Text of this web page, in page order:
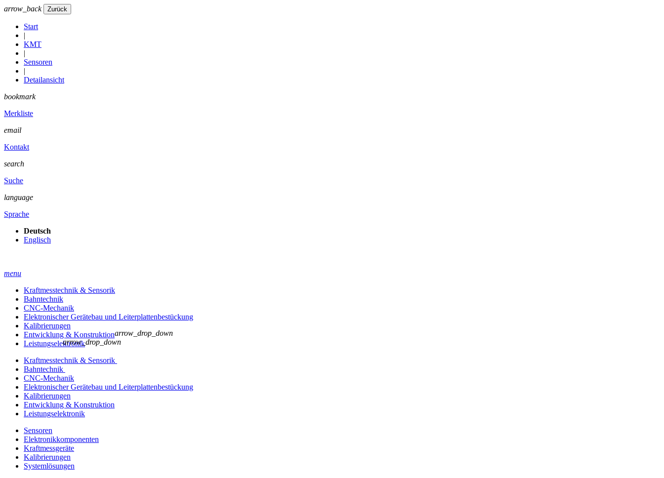
arrow_back
Start
|
KMT
|
Sensoren
|
Detailansicht
bookmark
Merkliste
email
Kontakt
search
Suche
language
Sprache
Deutsch
Englisch
menu
Kraftmesstechnik & Sensorik
Bahntechnik
CNC-Mechanik
Elektronischer Gerätebau und Leiterplatten­bestückung
Kalibrierungen
Entwicklung & Konstruktion
Leistungselektronik
Kraftmesstechnik & Sensorik
arrow_drop_down
Bahntechnik
arrow_drop_down
CNC-Mechanik
Elektronischer Gerätebau und Leiterplatten­bestückung
Kalibrierungen
Entwicklung & Konstruktion
Leistungselektronik
Sensoren
Elektronikkomponenten
Kraftmessgeräte
Kalibrierungen
Systemlösungen